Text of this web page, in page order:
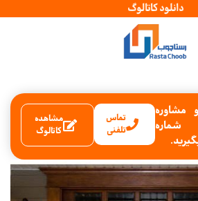
دانلود کاتالوگ
مشاوره
تماس
تلفنی
مشاهده
کاتالوگ